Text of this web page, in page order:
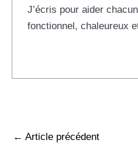
J’écris pour aider
fonctionnel, chaleureux
← Article précédent